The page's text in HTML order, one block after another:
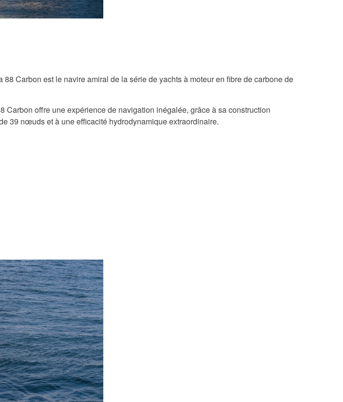
Carbon est le navire amiral de la série de yachts à moteur en fibre de carbone de
offre une expérience de navigation inégalée, grâce à sa construction
39 nœuds et à une efficacité hydrodynamique extraordinaire.